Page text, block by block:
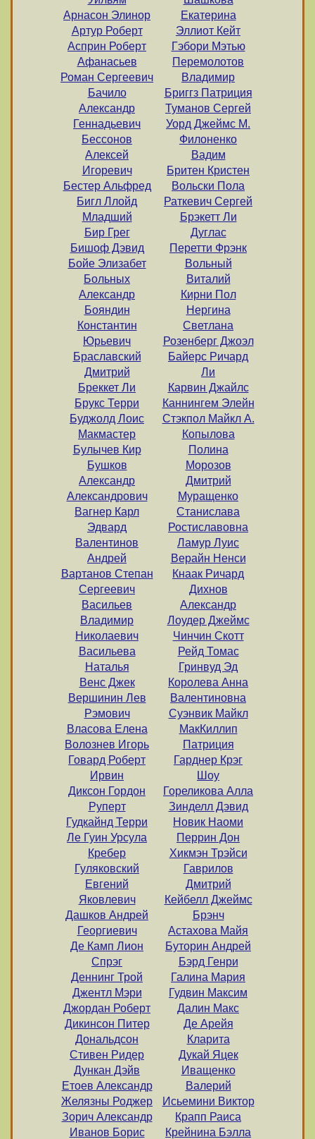
Арнасон Элинор
Артур Роберт
Асприн Роберт
Афанасьев
Роман Сергеевич
Бачило
Александр
Геннадьевич
Бессонов
Алексей
Игоревич
Бестер Альфред
Бигл Ллойд
Младший
Бир Грег
Бишоф Дэвид
Бойе Элизабет
Больных
Александр
Бояндин
Константин
Юрьевич
Браславский
Дмитрий
Бреккет Ли
Брукс Терри
Буджолд Лоис
Макмастер
Булычев Кир
Бушков
Александр
Александрович
Вагнер Карл
Эдвард
Валентинов
Андрей
Вартанов Степан
Сергеевич
Васильев
Владимир
Hиколаевич
Васильева
Наталья
Венс Джек
Вершинин Лев
Рэмович
Власова Елена
Волознев Игорь
Говард Роберт
Ирвин
Диксон Гордон
Руперт
Гудкайнд Терри
Ле Гуин Урсула
Кребер
Гуляковский
Евгений
Яковлевич
Дашков Андрей
Георгиевич
Де Камп Лион
Спрэг
Деннинг Трой
Джентл Мэри
Джордан Роберт
Дикинсон Питер
Дональдсон
Стивен Ридер
Дункан Дэйв
Етоев Александр
Желязны Роджер
Зорич Александр
Иванов Борис
Екатерина
Эллиот Кейт
Гэбори Мэтью
Перемолотов
Владимир
Бриггз Патриция
Туманов Сергей
Уорд Джеймс М.
Филоненко
Вадим
Бритен Кристен
Вольски Пола
Раткевич Сергей
Брэкетт Ли
Дуглас
Перетти Фрэнк
Вольный
Виталий
Кирни Пол
Нергина
Светлана
Розенберг Джоэл
Байерс Ричард
Ли
Карвин Джайлс
Каннингем Элейн
Стэкпол Майкл А.
Копылова
Полина
Морозов
Дмитрий
Муращенко
Станислава
Ростиславовна
Ламур Луис
Верайн Ненси
Кнаак Ричард
Дихнов
Александр
Лоудер Джеймс
Чинчин Скотт
Рейд Томас
Гринвуд Эд
Королева Анна
Валентиновна
Суэнвик Майкл
МакКиллип
Патриция
Гарднер Крэг
Шоу
Гореликова Алла
Зинделл Дэвид
Новик Наоми
Перрин Дон
Хикмэн Трэйси
Гаврилов
Дмитрий
Кейбелл Джеймс
Брэнч
Астахова Майя
Буторин Андрей
Бэрд Генри
Галина Мария
Гудвин Максим
Далин Макс
Де Арейя
Кларита
Дукай Яцек
Иващенко
Валерий
Исьемини Виктор
Крапп Раиса
Крейнина Бэлла